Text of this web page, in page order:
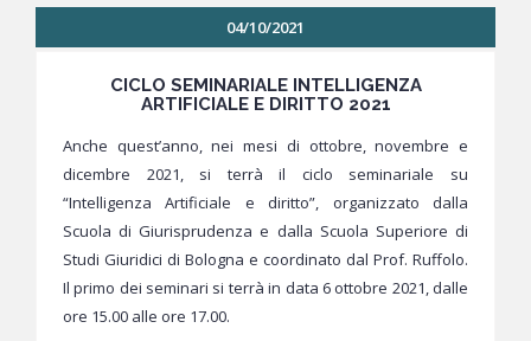
04/10/2021
CICLO SEMINARIALE INTELLIGENZA
ARTIFICIALE E DIRITTO 2021
Anche quest’anno, nei mesi di ottobre, novembre e
dicembre 2021, si terrà il ciclo seminariale su
“Intelligenza Artificiale e diritto”, organizzato dalla
Scuola di Giurisprudenza e dalla Scuola Superiore di
Studi Giuridici di Bologna e coordinato dal Prof. Ruffolo.
Il primo dei seminari si terrà in data 6 ottobre 2021, dalle
ore 15.00 alle ore 17.00.